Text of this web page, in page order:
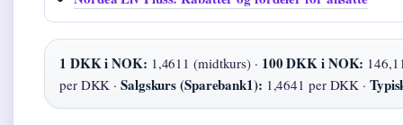
1 DKK i NOK: 1,4611 (midtkurs) · 100 DKK i NOK:
per DKK ·Salgskurs (Sparebank1): 1,4641 per DKK ·